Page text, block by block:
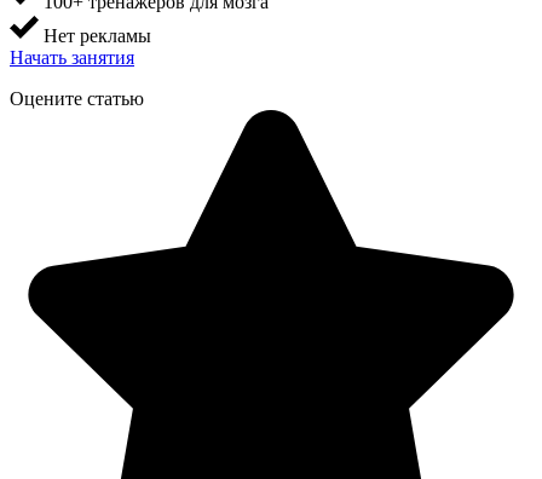
Нет рекламы
Начать занятия
Оцените статью